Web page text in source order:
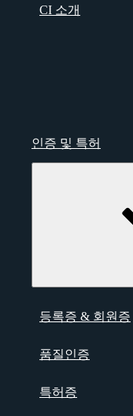
CI 소개
인증 및 특허
등록증 & 회원증
품질인증
특허증